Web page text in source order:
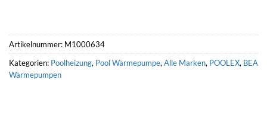
Artikelnummer: M1000634
Kategorien: Poolheizung, Pool Wärmepumpe, Alle Marken, POOLEX, BEA
Wärmepumpen